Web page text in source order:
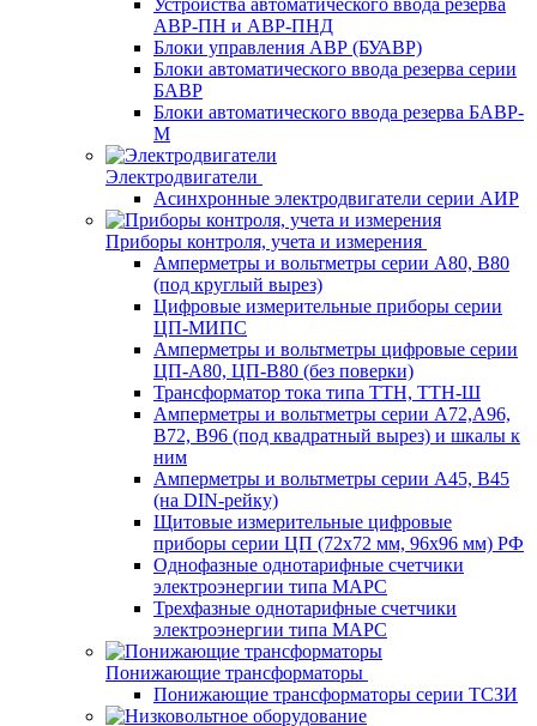
Устройства автоматического ввода резерва
АВР-ПН и АВР-ПНД
Блоки управления АВР (БУАВР)
Блоки автоматического ввода резерва серии
БАВР
Блоки автоматического ввода резерва БАВР-
М
Электродвигатели
Асинхронные электродвигатели серии АИР
Приборы контроля, учета и измерения
Амперметры и вольтметры серии А80, В80
(под круглый вырез)
Цифровые измерительные приборы серии
ЦП-МИПС
Амперметры и вольтметры цифровые серии
ЦП-А80, ЦП-В80 (без поверки)
Трансформатор тока типа ТТН, ТТН-Ш
Амперметры и вольтметры серии А72,А96,
В72, В96 (под квадратный вырез) и шкалы к
ним
Амперметры и вольтметры серии А45, В45
(на DIN-рейку)
Щитовые измерительные цифровые
приборы серии ЦП (72х72 мм, 96х96 мм) РФ
Однофазные однотарифные счетчики
электроэнергии типа МАРС
Трехфазные однотарифные счетчики
электроэнергии типа МАРС
Понижающие трансформаторы
Понижающие трансформаторы серии ТСЗИ